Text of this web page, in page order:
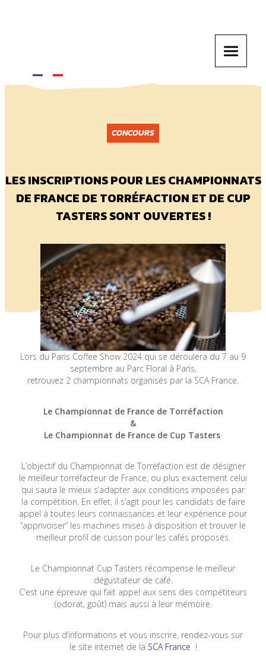
CONCOURS
LES INSCRIPTIONS POUR LES CHAMPIONNATS
DE FRANCE DE TORRÉFACTION ET DE CUP
TASTERS SONT OUVERTES !
Lors du Paris Coffee Show 2024 qui se déroulera du 7 au 9
septembre au Parc Floral à Paris,
retrouvez 2 championnats organisés par la SCA France.
Le Championnat de France de Torréfaction
&
Le Championnat de France de Cup Tasters
L’objectif du Championnat de Torréfaction est de désigner
le meilleur torréfacteur de France, ou plus exactement celui
qui saura le mieux s’adapter aux conditions imposées par
la compétition. En effet, il s’agit pour les candidats de faire
appel à toutes leurs connaissances et leur expérience pour
“apprivoiser” les machines mises à disposition et trouver le
meilleur profil de cuisson pour les cafés proposés.
Le Championnat Cup Tasters récompense le meilleur
dégustateur de café.
C’est une épreuve qui fait appel aux sens des compétiteurs
(odorat, goût) mais aussi à leur mémoire.
Pour plus d’informations et vous inscrire, rendez-vous sur
le site internet de la SCA France !